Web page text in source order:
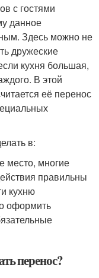
с гостями
данное
Здесь можно не
дружеские
кухня большая,
В этой
её перенос
в:
место, многие
правильны
кухню
оформить
перенос?